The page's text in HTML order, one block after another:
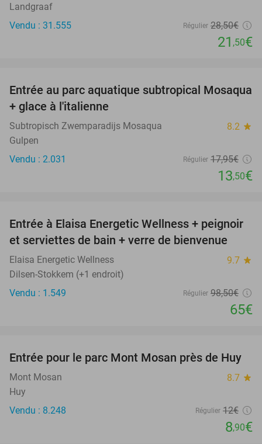
Landgraaf
Vendu : 31.555
Régulier 28,50€
21 ,50€
25%
Entrée au parc aquatique subtropical Mosaqua
+ glace à l'italienne
Subtropisch Zwemparadijs Mosaqua 8.2 star
Gulpen
Vendu : 2.031
Régulier 17,95€
13,50€
34%
Entrée à Elaisa Energetic Wellness + peignoir
et serviettes de bain + verre de bienvenue
Elaisa Energetic Wellness 9.7 star
Dilsen-Stokkem (+1 endroit)
Vendu : 1.549
Régulier 98,50€
65€
26%
Entrée pour le parc Mont Mosan près de Huy
Mont Mosan 8.7 star
Huy
Vendu : 8.248
Régulier 12€
8,90€